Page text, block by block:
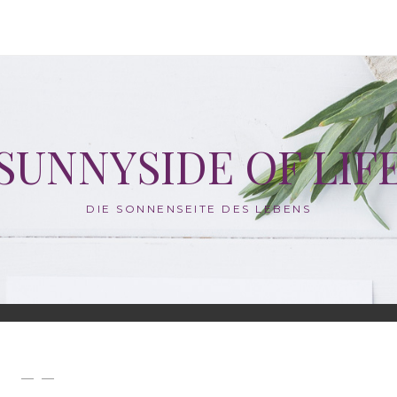
OF
DIE SONNENSEITE DES LEBENS
— —